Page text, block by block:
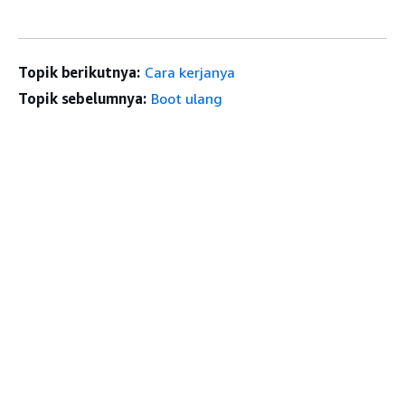
Topik berikutnya: Cara kerjanya
Topik sebelumnya: Boot ulang